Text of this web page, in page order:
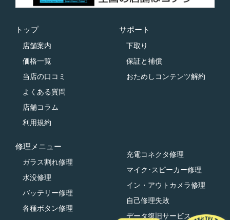
トップ
店舗案内
価格一覧
当店の口コミ
よくある質問
店舗コラム
利用規約
サポート
下取り
保証と補償
おためしコンテンツ解約
修理メニュー
ガラス割れ修理
水没修理
バッテリー修理
各種ボタン修理
充電コネクタ修理
マイク･スピーカー修理
イン・アウトカメラ修理
自己修理失敗
データ復旧サービス